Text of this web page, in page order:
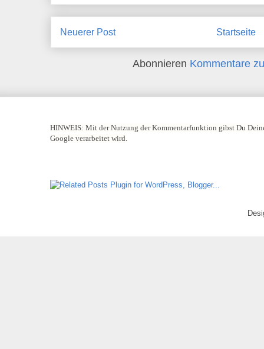
Neuerer Post Startseite
Abonnieren Kommentare
HINWEIS: Mit der Nutzung der Kommentarfunktion gibst Du
Google verarbeitet wird.